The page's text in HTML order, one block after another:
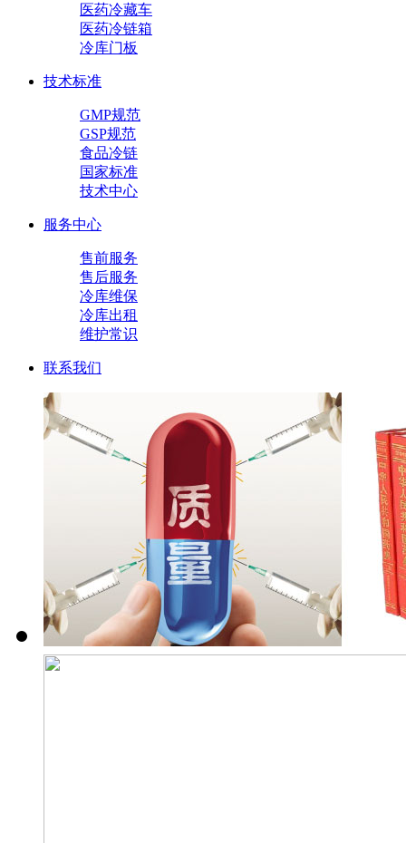
医药冷藏车
医药冷链箱
冷库门板
技术标准
GMP规范
GSP规范
食品冷链
国家标准
技术中心
服务中心
售前服务
售后服务
冷库维保
冷库出租
维护常识
联系我们